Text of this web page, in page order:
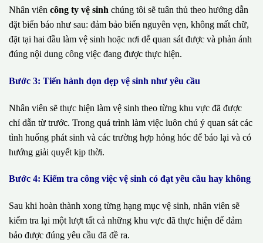
Nhân viên công ty vệ sinh chúng tôi sẽ tuân thủ theo hướng dẫn
đặt biển báo như sau: đảm bảo biển nguyên vẹn, không mất chữ,
đặt tại hai đầu làm vệ sinh hoặc nơi dễ quan sát được và phản ánh
đúng nội dung công việc đang được thực hiện.
Bước 3: Tiến hành dọn dẹp vệ sinh như yêu cầu
Nhân viên sẽ thực hiện làm vệ sinh theo từng khu vực đã được
chỉ dẫn từ trước. Trong quá trình làm việc luôn chú ý quan sát các
tình huống phát sinh và các trường hợp hỏng hóc để báo lại và có
hướng giải quyết kịp thời.
Bước 4: Kiểm tra công việc vệ sinh có đạt yêu cầu hay không
Sau khi hoàn thành xong từng hạng mục vệ sinh, nhân viên sẽ
kiểm tra lại một lượt tất cả những khu vực đã thực hiện để đảm
bảo được đúng yêu cầu đã đề ra.